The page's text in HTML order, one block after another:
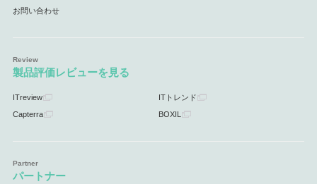
お問い合わせ
製品評価レビューを見る
ITreview ITトレンド
Capterra BOXIL
パートナー